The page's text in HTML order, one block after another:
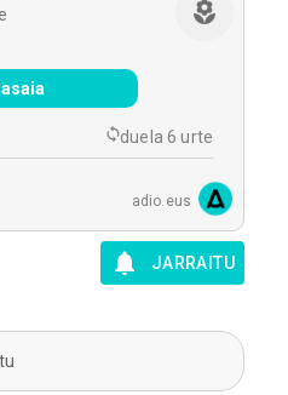
duela 6 urte
adio.eus
JARRAITU